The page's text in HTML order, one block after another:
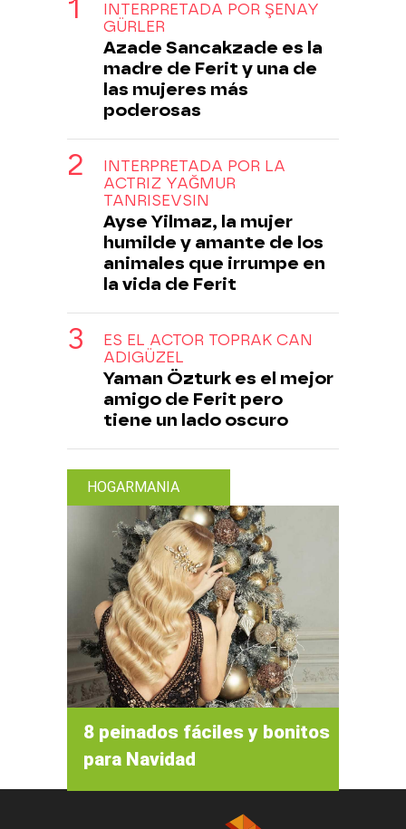
INTERPRETADA POR ŞENAY
GÜRLER
Azade Sancakzade es la
madre de Ferit y una de
las mujeres más
poderosas
INTERPRETADA POR LA
ACTRIZ YAĞMUR
TANRISEVSIN
Ayse Yilmaz, la mujer
humilde y amante de los
animales que irrumpe en
la vida de Ferit
ES EL ACTOR TOPRAK CAN
ADIGÜZEL
Yaman Özturk es el mejor
amigo de Ferit pero
tiene un lado oscuro
HOGARMANIA
8 peinados fáciles y bonitos
para Navidad